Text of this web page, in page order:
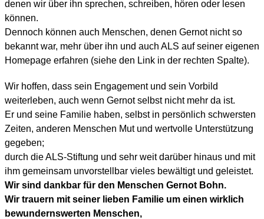
denen wir über ihn sprechen, schreiben, hören oder lesen
können.
Dennoch können auch Menschen, denen Gernot nicht so
bekannt war, mehr über ihn und auch ALS auf seiner eigenen
Homepage erfahren (siehe den Link in der rechten Spalte).
Wir hoffen, dass sein Engagement und sein Vorbild
weiterleben, auch wenn Gernot selbst nicht mehr da ist.
Er und seine Familie haben, selbst in persönlich schwersten
Zeiten, anderen Menschen Mut und wertvolle Unterstützung
gegeben;
durch die ALS-Stiftung und sehr weit darüber hinaus und mit
ihm gemeinsam unvorstellbar vieles bewältigt und geleistet.
Wir sind dankbar für den Menschen Gernot Bohn.
Wir trauern mit seiner lieben Familie um einen wirklich
bewundernswerten Menschen,